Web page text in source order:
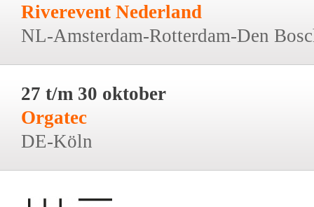
Riverevent Nederland
NL-Amsterdam-Rotterdam-Den
27 t/m 30 oktober
Orgatec
DE-Köln